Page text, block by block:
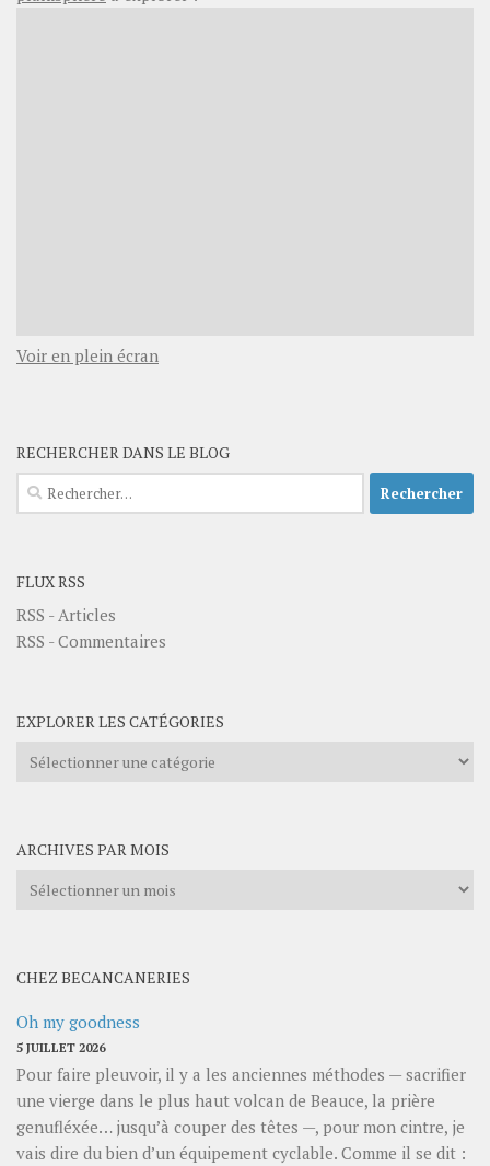
Voir en plein écran
RECHERCHER DANS LE BLOG
Rechercher :
FLUX RSS
RSS - Articles
RSS - Commentaires
EXPLORER LES CATÉGORIES
Explorer
ARCHIVES PAR MOIS
Archives
CHEZ BECANCANERIES
Oh my goodness
5 JUILLET 2026
Pour faire pleuvoir, il y a les anciennes méthodes — sacrifier
une vierge dans le plus haut volcan de Beauce, la prière
genufléxée… jusqu’à couper des têtes —, pour mon cintre, je
vais dire du bien d’un équipement cyclable. Comme il se dit :